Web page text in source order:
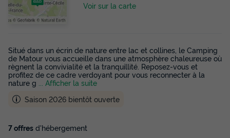
Voir sur la carte
Situé dans un écrin de nature entre lac et collines, le Camping
de Matour vous accueille dans une atmosphère chaleureuse où
règnent la convivialité et la tranquillité. Reposez-vous et
profitez de ce cadre verdoyant pour vous reconnecter à la
nature g
... Afficher la suite
Saison 2026 bientôt ouverte
7 offres d'hébergement